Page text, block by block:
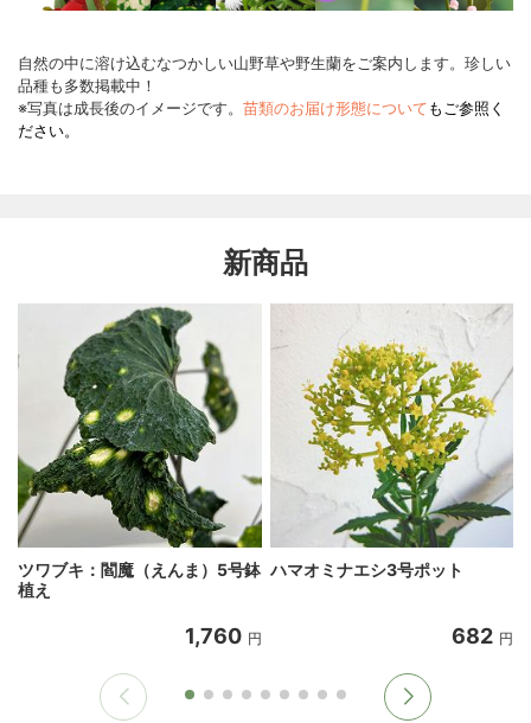
自然の中に溶け込むなつかしい山野草や野生蘭をご案内します。珍しい
品種も多数掲載中！
※写真は成長後のイメージです。 苗類のお届け形態についてもご参照く
ださい。
新商品
ツワブキ：閻魔（えんま）5号鉢
植え
1,760 円
ハマオミナエシ3号ポット
682 円